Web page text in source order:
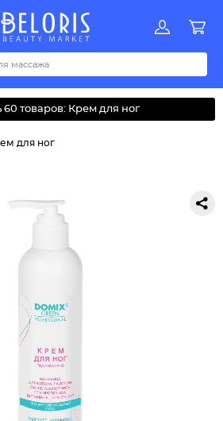
Акции
OPQRSTUVWYZАБВДЗИМОКЛНПРСТУФ
60 товаров: Крем для ног
для ног